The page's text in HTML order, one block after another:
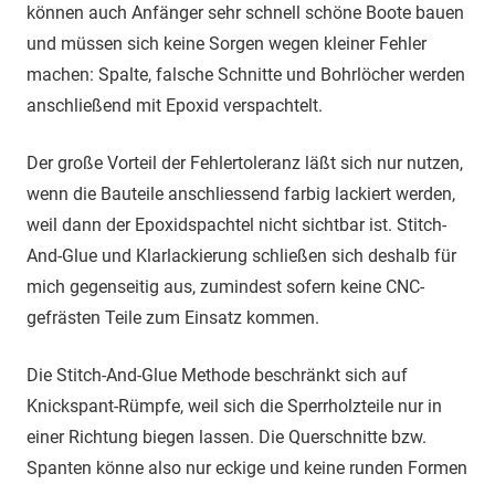
können auch Anfänger sehr schnell schöne Boote bauen
und müssen sich keine Sorgen wegen kleiner Fehler
machen: Spalte, falsche Schnitte und Bohrlöcher werden
anschließend mit Epoxid verspachtelt.
Der große Vorteil der Fehlertoleranz läßt sich nur nutzen,
wenn die Bauteile anschliessend farbig lackiert werden,
weil dann der Epoxidspachtel nicht sichtbar ist. Stitch-
And-Glue und Klarlackierung schließen sich deshalb für
mich gegenseitig aus, zumindest sofern keine CNC-
gefrästen Teile zum Einsatz kommen.
Die Stitch-And-Glue Methode beschränkt sich auf
Knickspant-Rümpfe, weil sich die Sperrholzteile nur in
einer Richtung biegen lassen. Die Querschnitte bzw.
Spanten könne also nur eckige und keine runden Formen